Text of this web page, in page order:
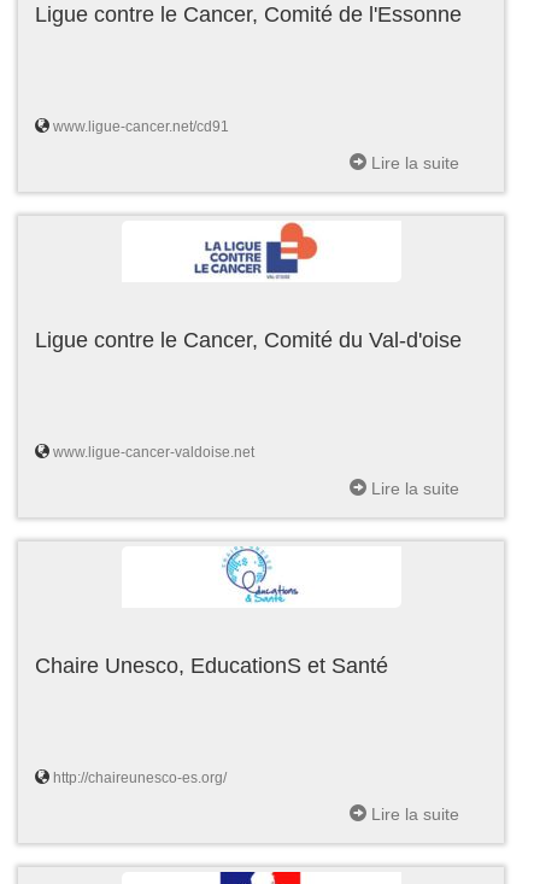
Ligue contre le Cancer, Comité de l'Essonne
www.ligue-cancer.net/cd91
Lire la suite
Ligue contre le Cancer, Comité du Val-d'oise
www.ligue-cancer-valdoise.net
Lire la suite
Chaire Unesco, EducationS et Santé
http://chaireunesco-es.org/
Lire la suite